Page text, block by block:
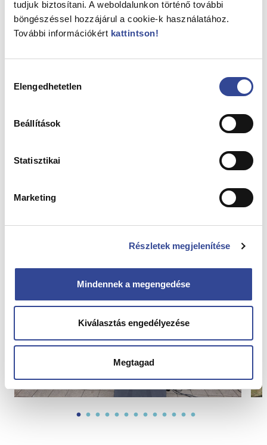
tudjuk biztosítani. A weboldalunkon történő további
böngészéssel hozzájárul a cookie-k használatához.
További információkért kattintson!
kiválasztása
Elengedhetetlen
Beállítások
Statisztikai
Marketing
Részletek megjelenítése
Mindennek a megengedése
Kiválasztás engedélyezése
Megtagad
A következő Lakóközösségi napra június 11-én
lakosságát a szervezők, a Gidófalvy lakótelepre.
Képriportunk felvételei a Gyermek téri rendezvény